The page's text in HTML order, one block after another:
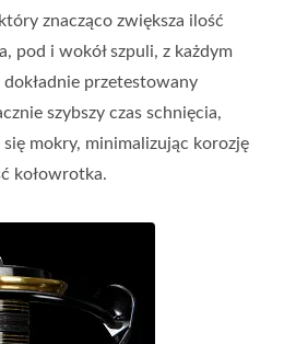
znacząco zwiększa ilość
pod i wokół szpuli, z każdym
przetestowany
szybszy czas schnięcia,
mokry, minimalizując korozję
kołowrotka.